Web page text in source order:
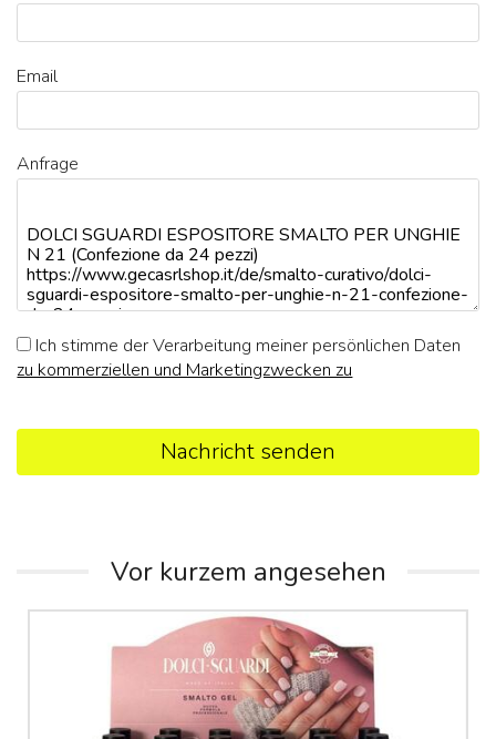
Email
Anfrage
Ich stimme der Verarbeitung meiner persönlichen Daten
zu kommerziellen und Marketingzwecken zu
Nachricht senden
Vor kurzem angesehen